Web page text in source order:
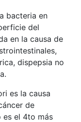
bacteria en
del
en la causa de
dispepsia no
es la causa
de
es el 4to más